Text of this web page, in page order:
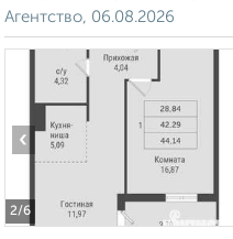
Агентство, 06.08.2026
2/6
‹